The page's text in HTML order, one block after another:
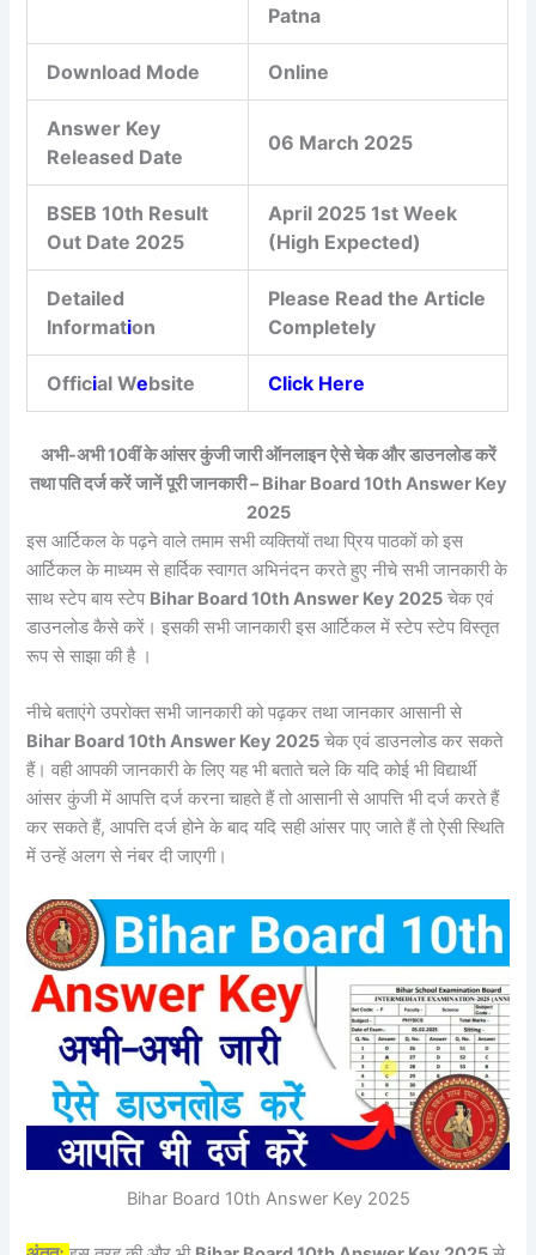
Patna
Download Mode Online
Answer Key
Released Date
06 March 2025
BSEB 10th Result
Out Date 2025
April 2025 1st Week
(High Expected)
Detailed
Information
Please Read the Article
Completely
Official Website Click Here
अभी-अभी 10वीं के आंसर कुंजी जारी ऑनलाइन ऐसे चेक और डाउनलोड करें
तथा पति दर्ज करें जानें पूरी जानकारी – Bihar Board 10th Answer Key
2025
इस आर्टिकल के पढ़ने वाले तमाम सभी व्यक्तियों तथा प्रिय पाठकों को इस
आर्टिकल के माध्यम से हार्दिक स्वागत अभिनंदन करते हुए नीचे सभी जानकारी के
साथ स्टेप बाय स्टेप Bihar Board 10th Answer Key 2025 चेक एवं
डाउनलोड कैसे करें। इसकी सभी जानकारी इस आर्टिकल में स्टेप स्टेप विस्तृत
रूप से साझा की है ।
नीचे बताएंगे उपरोक्त सभी जानकारी को पढ़कर तथा जानकार आसानी से
Bihar Board 10th Answer Key 2025 चेक एवं डाउनलोड कर सकते
हैं। वही आपकी जानकारी के लिए यह भी बताते चले कि यदि कोई भी विद्यार्थी
आंसर कुंजी में आपत्ति दर्ज करना चाहते हैं तो आसानी से आपत्ति भी दर्ज करते हैं
कर सकते हैं, आपत्ति दर्ज होने के बाद यदि सही आंसर पाए जाते हैं तो ऐसी स्थिति
में उन्हें अलग से नंबर दी जाएगी।
Bihar Board 10th Answer Key 2025